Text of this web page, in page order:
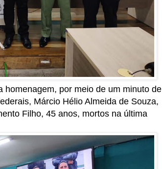
homenagem, por meio de um minuto de
Márcio Hélio Almeida de Souza,
Filho, 45 anos, mortos na última